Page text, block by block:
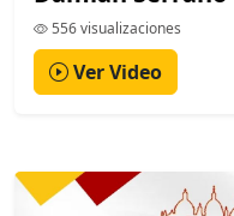
556 visualizaciones
Ver Video